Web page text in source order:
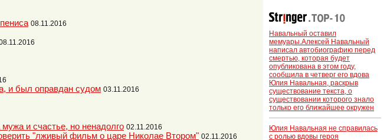
08.11.2016
и был оправдан судом 03.11.2016
и счастье, но ненадолго 02.11.2016
"лживый фильм о царе Николае Втором" 02.11.2016
Навальный оставил
мемуары.Алексей Навальный
написал автобиографию перед
смертью, которая будет
опубликована в этом году,
сообщила в четверг его вдова
Юлия Навальная, раскрыв
существование текста, о
существовании которого знало
только его ближайшее окружен
Юлия Навальная не справилась
с ролью вдовы героя